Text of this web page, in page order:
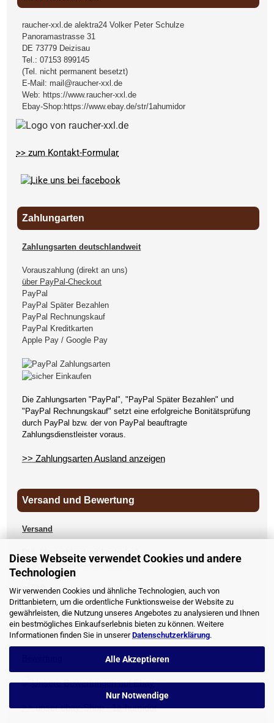
Diese Webseite verwendet Cookies und andere
Technologien
Wir verwenden Cookies und ähnliche Technologien, auch von
Drittanbietern, um die ordentliche Funktionsweise der Website zu
gewährleisten, die Nutzung unseres Angebotes zu analysieren und Ihnen
ein bestmögliches Einkaufserlebnis bieten zu können. Weitere
Informationen finden Sie in unsererDatenschutzerklärung.
Alle Akzeptieren
Nur Notwendige
raucher-xxl.de alektra24 Volker Peter Schulze
Panoramastrasse 31
DE 73779 Deizisau
Tel.:07153 899145
(Tel. nicht permanent besetzt)
E-Mail: mail@raucher-xxl.de
Web: https://www.raucher-xxl.de
Ebay-Shop: https://www.ebay.de/str/1ahumidor
>> zum Kontakt-Formular
Zahlungarten
Zahlungsarten deutschlandweit
Vorauszahlung (direkt an uns)
über PayPal-Checkout
PayPal
PayPal Später Bezahlen
PayPal Rechnungskauf
PayPal Kreditkarten
Apple Pay / Google Pay
Die Zahlungsarten "PayPal", "PayPal Später Bezahlen" und
"PayPal Rechnungskauf" setzt eine erfolgreiche Bonitätsprüfung
durch PayPal bzw. der von PayPal beauftragte
Zahlungsdienstleister voraus.
>> Zahlungsarten Ausland anzeigen
Versand und Bewertung
Versand
DHL (deutschlandweit kostenlos)
DPD (deutschlandweit kostenlos)
UPS
andere Länder
>> Versandkosten anzeigen
>> unser ebay-Shop - 1a-humidor